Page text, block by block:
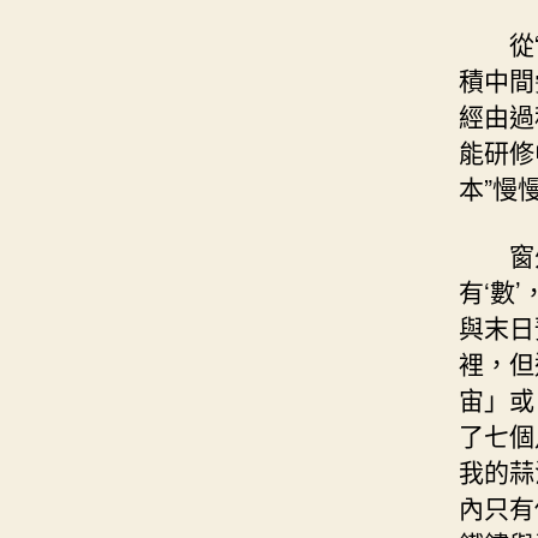
積中
經由
能研
本”慢
有‘數
與末
裡，
宙」
了七
我的
內只